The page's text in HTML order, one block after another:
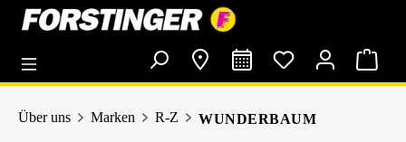
springen
Über uns Marken R-Z WUNDERBAUM